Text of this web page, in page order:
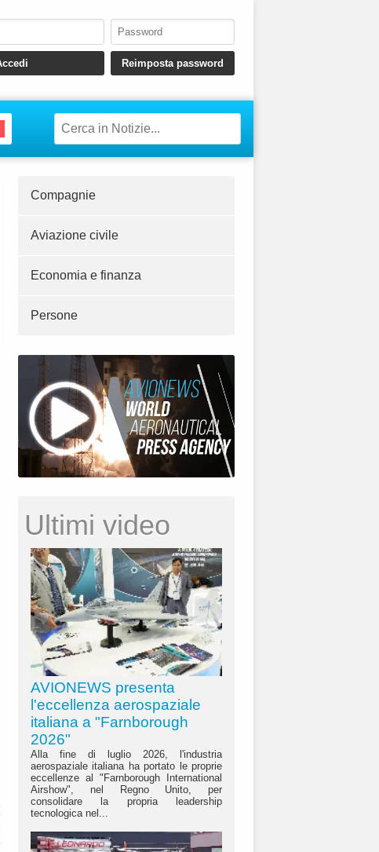
Compagnie
Aviazione civile
Economia e finanza
Persone
Ultimi video
AVIONEWS presenta
l'eccellenza aerospaziale
italiana a "Farnborough
2026"
Alla fine di luglio 2026, l'industria
aerospaziale italiana ha portato le proprie
eccellenze al "Farnborough International
Airshow", nel Regno Unito, per
consolidare la propria leadership
tecnologica nel...